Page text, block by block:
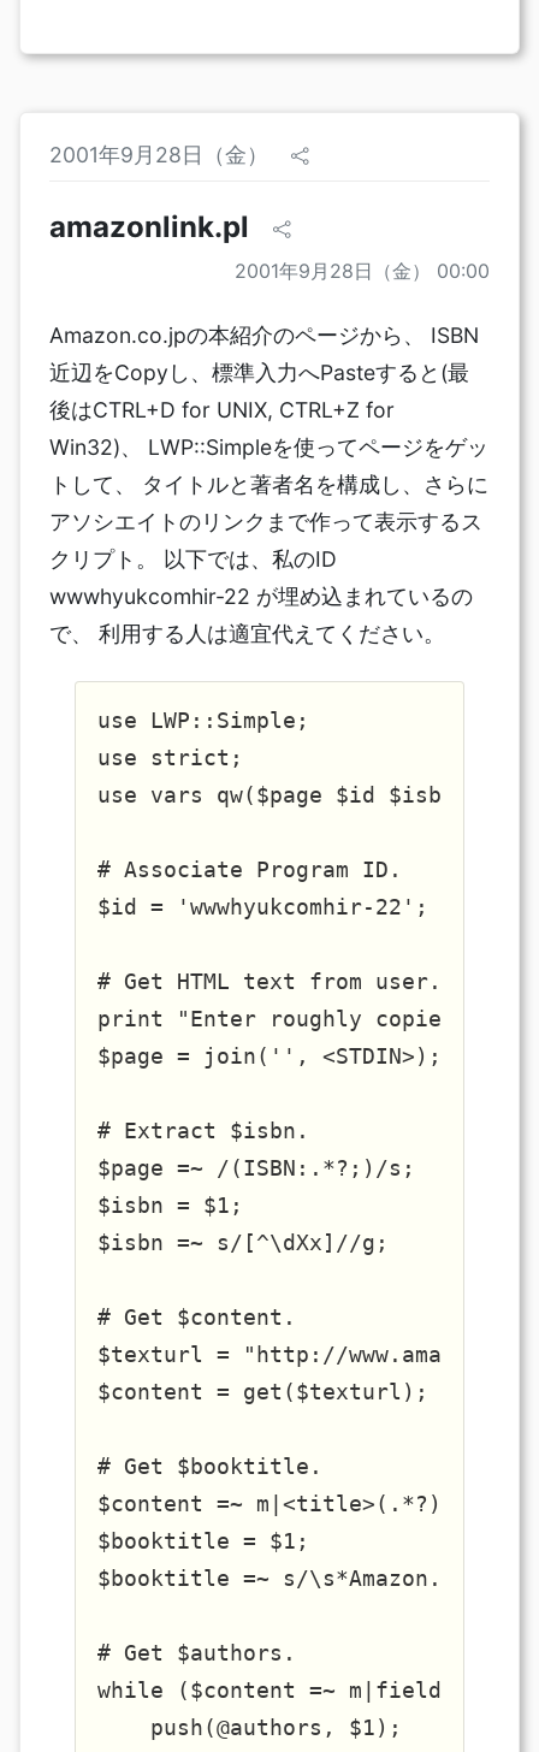
2001年9月28日（金）
amazonlink.pl
2001年9月28日（金） 00:00
Amazon.co.jpの本紹介のページから、 ISBN
近辺をCopyし、標準入力へPasteすると(最
後はCTRL+D for UNIX, CTRL+Z for
Win32)、 LWP::Simpleを使ってページをゲッ
トして、 タイトルと著者名を構成し、さらに
アソシエイトのリンクまで作って表示するス
クリプト。 以下では、私のID
wwwhyukcomhir-22 が埋め込まれているの
で、 利用する人は適宜代えてください。
use LWP::Simple;
use strict;
use vars qw($page $id $isbn
# Associate Program ID.
$id = 'wwwhyukcomhir-22';
# Get HTML text from user.
print "Enter roughly copied page
$page = join('', <STDIN>);
# Extract $isbn.
$page =~ /(ISBN:.*?;)/s;
$isbn = $1;
$isbn =~ s/[^\dXx]//g;
# Get $content.
$texturl = "http://
$content = get($texturl);
# Get $booktitle.
$content =~ m|<title>(.*?)</
$booktitle = $1;
$booktitle =~ s/
# Get $authors.
while ($content =~ m|field-
    push(@authors, $1);